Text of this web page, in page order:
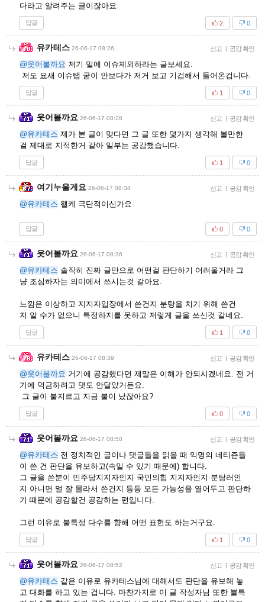
다라고 알려주는 글이잖아요.
답글 0
2
유카테스 26-06-17 08:26 신고 공감 확인
@웃어볼까요 저기 밑에 이슈제외하라는 글보세요.
저도 요새 이슈탭 굳이 안보다가 저거 보고 기겁해서 들어온겁니다.
답글 0
1
웃어볼까요 26-06-17 08:28 신고 공감 확인
@유카테스 제가 본 글이 맞다면 그 글 또한 몇가지 생각해 볼만한
걸 제대로 지적한거 같아 일부는 공감했습니다.
답글 0
1
여기누울게요 26-06-17 08:34 신고 공감 확인
@유카테스 왤케 극단적이신가요
답글 0
0
웃어볼까요 26-06-17 08:36 신고 공감 확인
@유카테스 솔직히 진짜 글만으로 어떤걸 판단하기 어려울거라 그
냥 조심하자는 의미에서 쓰시는것 같아요.
느낌은 이상하고 지지자입장에서 쓴건지 분탕을 치기 위해 쓴건
지 알 수가 없으니 특정하지를 못하고 저렇게 글을 쓰신것 같네요.
답글 0
1
유카테스 26-06-17 08:39 신고 공감 확인
@웃어볼까요 거기에 공감했다면 제말은 이해가 안되시겠네요. 전 거
기에 먹금하려고 댓도 안달았거든요.
그 글이 불지르고 지금 불이 났잖아요?
답글 0
0
웃어볼까요 26-06-17 08:50 신고 공감 확인
@유카테스 전 정치적인 글이나 댓글들을 읽을 때 익명의 네티즌들
이 쓴 건 판단을 유보하고(속일 수 있기 때문에) 합니다.
그 글을 쓴분이 민주당지지자인지 국민의힘 지지자인지 분탕러인
지 아니면 멀 잘 몰라서 쓴건지 등등 모든 가능성을 열어두고 판단하
기 때문에 공감할건 공감하는 편입니다.
그런 이유로 불특정 다수를 향해 어떤 표현도 하는거구요.
답글 0
1
웃어볼까요 26-06-17 08:52 신고 공감 확인
@유카테스 같은 이유로 유카테스님에 대해서도 판단을 유보해 놓
고 대화를 하고 있는 겁니다. 마찬가지로 이 글 작성자님 또한 불특